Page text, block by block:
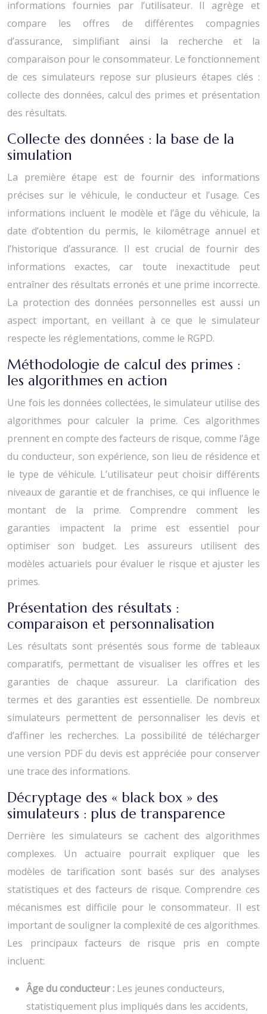
informations fournies par l’utilisateur. Il agrège et
compare les offres de différentes compagnies
d’assurance, simplifiant ainsi la recherche et la
comparaison pour le consommateur. Le fonctionnement
de ces simulateurs repose sur plusieurs étapes clés :
collecte des données, calcul des primes et présentation
des résultats.
Collecte des données : la base de la
simulation
La première étape est de fournir des informations
précises sur le véhicule, le conducteur et l’usage. Ces
informations incluent le modèle et l’âge du véhicule, la
date d’obtention du permis, le kilométrage annuel et
l’historique d’assurance. Il est crucial de fournir des
informations exactes, car toute inexactitude peut
entraîner des résultats erronés et une prime incorrecte.
La protection des données personnelles est aussi un
aspect important, en veillant à ce que le simulateur
respecte les réglementations, comme le RGPD.
Méthodologie de calcul des primes :
les algorithmes en action
Une fois les données collectées, le simulateur utilise des
algorithmes pour calculer la prime. Ces algorithmes
prennent en compte des facteurs de risque, comme l’âge
du conducteur, son expérience, son lieu de résidence et
le type de véhicule. L’utilisateur peut choisir différents
niveaux de garantie et de franchises, ce qui influence le
montant de la prime. Comprendre comment les
garanties impactent la prime est essentiel pour
optimiser son budget. Les assureurs utilisent des
modèles actuariels pour évaluer le risque et ajuster les
primes.
Présentation des résultats :
comparaison et personnalisation
Les résultats sont présentés sous forme de tableaux
comparatifs, permettant de visualiser les offres et les
garanties de chaque assureur. La clarification des
termes et des garanties est essentielle. De nombreux
simulateurs permettent de personnaliser les devis et
d’affiner les recherches. La possibilité de télécharger
une version PDF du devis est appréciée pour conserver
une trace des informations.
Décryptage des « black box » des
simulateurs : plus de transparence
Derrière les simulateurs se cachent des algorithmes
complexes. Un actuaire pourrait expliquer que les
modèles de tarification sont basés sur des analyses
statistiques et des facteurs de risque. Comprendre ces
mécanismes est difficile pour le consommateur. Il est
important de souligner la complexité de ces algorithmes.
Les principaux facteurs de risque pris en compte
incluent:
Âge du conducteur : Les jeunes conducteurs,
statistiquement plus impliqués dans les accidents,